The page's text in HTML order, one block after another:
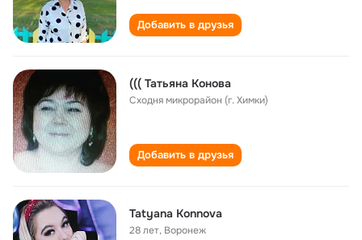
Добавить в друзья
((( Татьяна Конова
Сходня микрорайон (г. Химки)
Добавить в друзья
Tatyana Konnova
28 лет, Воронеж